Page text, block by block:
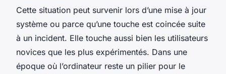
Cette situation peut survenir lors d’une mise à jour
système ou parce qu’une touche est coincée suite
à un incident. Elle touche aussi bien les utilisateurs
novices que les plus expérimentés. Dans une
époque où l’ordinateur reste un pilier pour le